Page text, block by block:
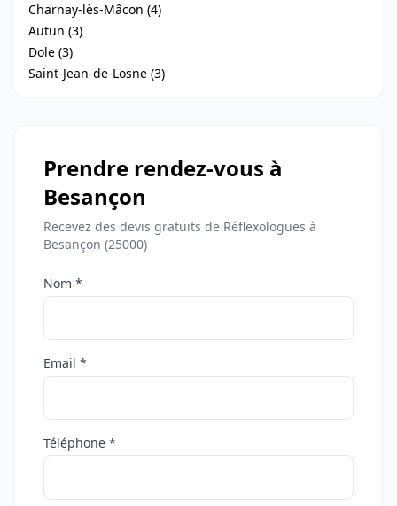
Charnay-lès-Mâcon (4)
Autun (3)
Dole (3)
Saint-Jean-de-Losne (3)
Prendre rendez-vous à
Besançon
Recevez des devis gratuits de Réflexologues à
Besançon (25000)
Nom *
Email *
Téléphone *